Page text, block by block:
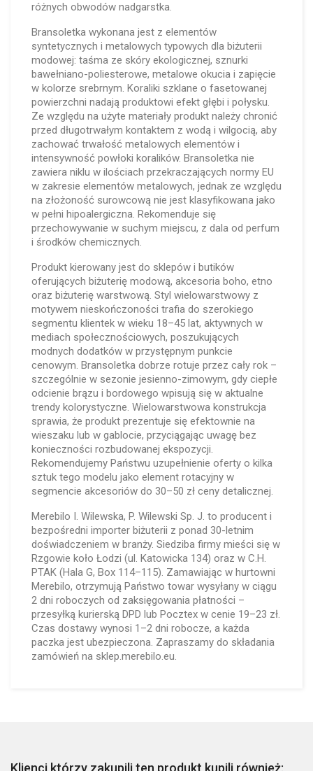
różnych obwodów nadgarstka.
Bransoletka wykonana jest z elementów
syntetycznych i metalowych typowych dla biżuterii
modowej: taśma ze skóry ekologicznej, sznurki
bawełniano-poliesterowe, metalowe okucia i zapięcie
w kolorze srebrnym. Koraliki szklane o fasetowanej
powierzchni nadają produktowi efekt głębi i połysku.
Ze względu na użyte materiały produkt należy chronić
przed długotrwałym kontaktem z wodą i wilgocią, aby
zachować trwałość metalowych elementów i
intensywność powłoki koralików. Bransoletka nie
zawiera niklu w ilościach przekraczających normy EU
w zakresie elementów metalowych, jednak ze względu
na złożoność surowcową nie jest klasyfikowana jako
w pełni hipoalergiczna. Rekomenduje się
przechowywanie w suchym miejscu, z dala od perfum
i środków chemicznych.
Produkt kierowany jest do sklepów i butików
oferujących biżuterię modową, akcesoria boho, etno
oraz biżuterię warstwową. Styl wielowarstwowy z
motywem nieskończoności trafia do szerokiego
segmentu klientek w wieku 18–45 lat, aktywnych w
mediach społecznościowych, poszukujących
modnych dodatków w przystępnym punkcie
cenowym. Bransoletka dobrze rotuje przez cały rok –
szczególnie w sezonie jesienno-zimowym, gdy ciepłe
odcienie brązu i bordowego wpisują się w aktualne
trendy kolorystyczne. Wielowarstwowa konstrukcja
sprawia, że produkt prezentuje się efektownie na
wieszaku lub w gablocie, przyciągając uwagę bez
konieczności rozbudowanej ekspozycji.
Rekomendujemy Państwu uzupełnienie oferty o kilka
sztuk tego modelu jako element rotacyjny w
segmencie akcesoriów do 30–50 zł ceny detalicznej.
Merebilo I. Wilewska, P. Wilewski Sp. J. to producent i
bezpośredni importer biżuterii z ponad 30-letnim
doświadczeniem w branży. Siedziba firmy mieści się w
Rzgowie koło Łodzi (ul. Katowicka 134) oraz w C.H.
PTAK (Hala G, Box 114–115). Zamawiając w hurtowni
Merebilo, otrzymują Państwo towar wysyłany w ciągu
2 dni roboczych od zaksięgowania płatności –
przesyłką kurierską DPD lub Pocztex w cenie 19–23 zł.
Czas dostawy wynosi 1–2 dni robocze, a każda
paczka jest ubezpieczona. Zapraszamy do składania
zamówień na sklep.merebilo.eu.
Klienci którzy zakupili ten produkt kupili również: